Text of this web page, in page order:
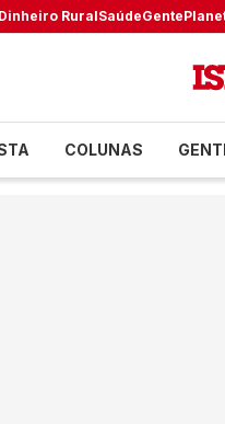
Dinheiro RuralSaúdeGente
COLUNAS